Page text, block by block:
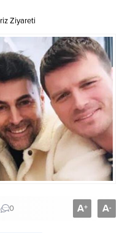
Ziyareti
0 A+ A-